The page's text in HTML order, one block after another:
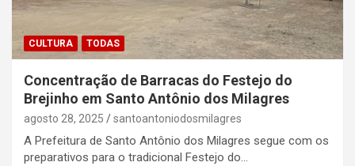
CULTURA TODAS
Concentração de Barracas do Festejo do
Brejinho em Santo Antônio dos Milagres
agosto 28, 2025 santoantoniodosmilagres
A Prefeitura de Santo Antônio dos Milagres segue com os
preparativos para o tradicional Festejo do…